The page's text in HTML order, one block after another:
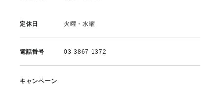
定休日 火曜・水曜
電話番号 03-3867-1372
キャンペーン